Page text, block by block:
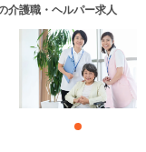
介護職・ヘルパー求人